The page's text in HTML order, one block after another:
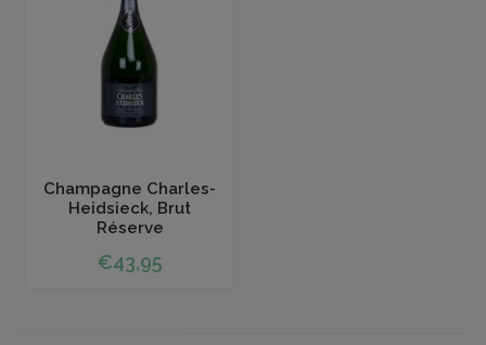
Champagne Charles-
Heidsieck, Brut
Réserve
€43,95